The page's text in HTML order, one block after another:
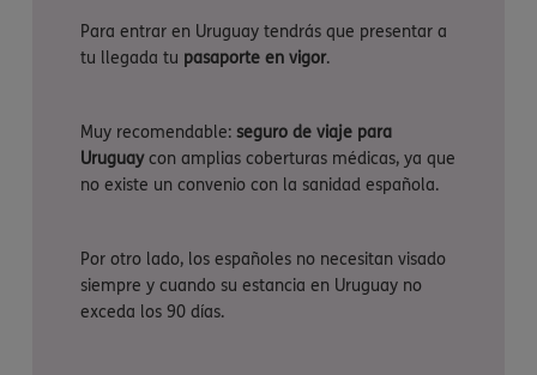
Para entrar en Uruguay tendrás que presentar a
tu llegada tu pasaporte en vigor.
Muy recomendable: seguro de viaje para
Uruguaycon amplias coberturas médicas, ya que
no existe un convenio con la sanidad española.
Por otro lado, los españoles no necesitan visado
siempre y cuando su estancia en Uruguay no
exceda los 90 días.